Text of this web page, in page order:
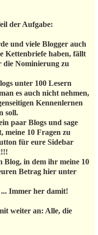
der Aufgabe:
und viele Blogger auch
Kettenbriefe haben, fällt
die Nominierung zu
unter 100 Lesern
es auch nicht nehmen,
Kennenlernen
soll.
paar Blogs und sage
meine 10 Fragen zu
für eure Sidebar
Blog, in dem ihr meine 10
Betrag hier unter
Immer her damit!
weiter an: Alle, die